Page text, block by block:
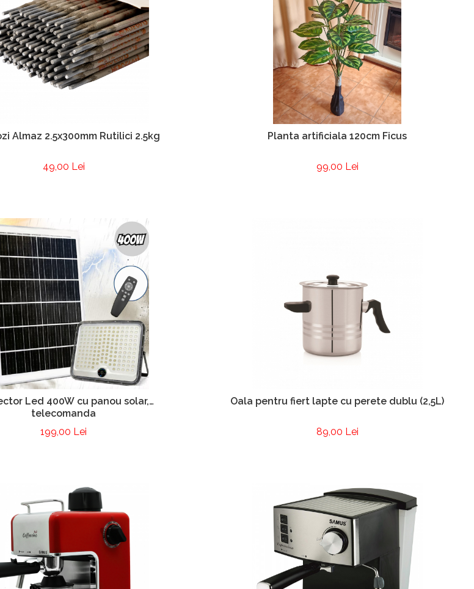
Almaz 2.5x300mm Rutilici 2.5kg
49,00 Lei
Planta artificiala 120cm Ficus
99,00 Lei
Led 400W cu panou solar,
telecomanda
199,00 Lei
Oala pentru fiert lapte cu perete dublu (2,5L)
89,00 Lei